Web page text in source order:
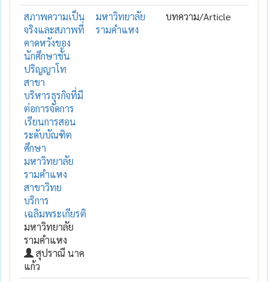
สภาพความเป็น
จริงและสภาพที่
คาดหวังของ
นักศึกษาชั้น
ปริญญาโท
สาขา
บริหารธุรกิจที่มี
ต่อการจัดการ
เรียนการสอน
ระดับบัณฑิต
ศึกษา
มหาวิทยาลัย
รามคำแหง
สาขาวิทย
บริการ
เฉลิมพระเกียรติ
มหาวิทยาลัย
รามคำแหง
สุปราณี นาค
แก้ว
มหาวิทยาลัย
รามคำแหง
บทความ/Article